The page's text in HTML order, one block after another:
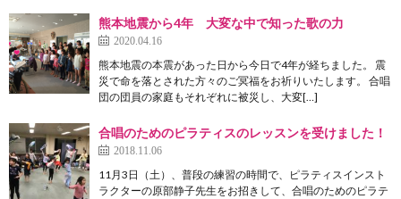
熊本地震から4年 大変な中で知った歌の力
2020.04.16
熊本地震の本震があった日から今日で4年が経ちました。 震
災で命を落とされた方々のご冥福をお祈りいたします。 合唱
団の団員の家庭もそれぞれに被災し、大変[…]
合唱のためのピラティスのレッスンを受けました！
2018.11.06
11月3日（土）、普段の練習の時間で、ピラティスインスト
ラクターの原部静子先生をお招きして、合唱のためのピラテ